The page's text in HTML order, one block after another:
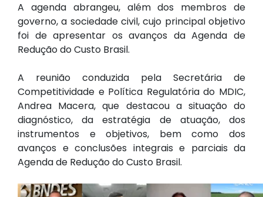
A agenda abrangeu, além dos membros de
governo, a sociedade civil, cujo principal objetivo
foi de apresentar os avanços da Agenda de
Redução do Custo Brasil.
A reunião conduzida pela Secretária de
Competitividade e Política Regulatória do MDIC,
Andrea Macera, que destacou a situação do
diagnóstico, da estratégia de atuação, dos
instrumentos e objetivos, bem como dos
avanços e conclusões integrais e parciais da
Agenda de Redução do Custo Brasil.